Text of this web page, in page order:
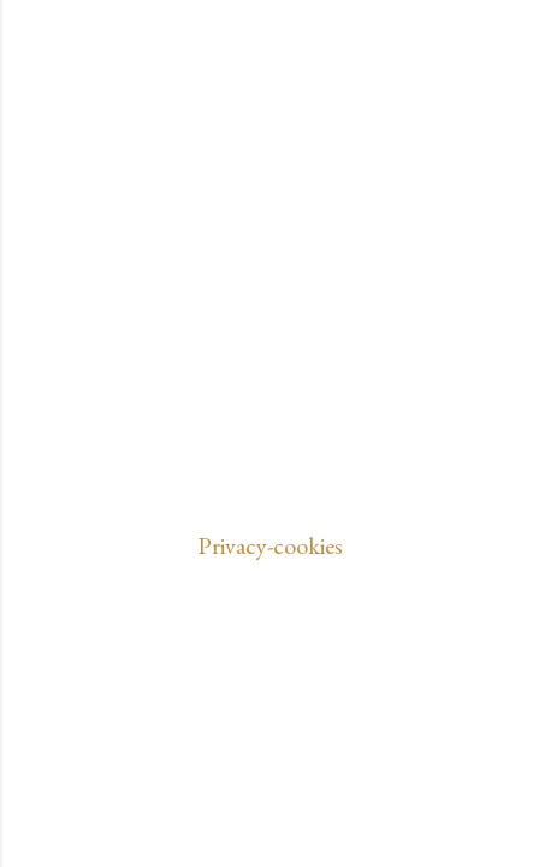
Privacy-cookies